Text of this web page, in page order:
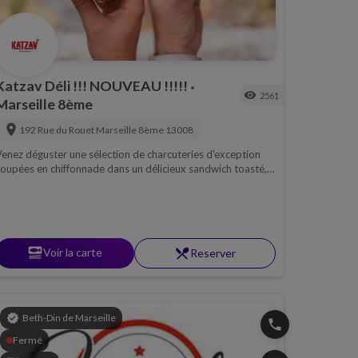
Déli !!! NOUVEAU !!!!! •
8ème visibility 2561
location_on 192 Rue du Rouet Marseille 8ème 13008
déguster une sélection de charcuteries d'exception
en chiffonnade dans un délicieux sandwich toasté,
set_mealVoir la carte restaurant_menuReserver
verified Beth-Din de Marseille
Fermé
phone